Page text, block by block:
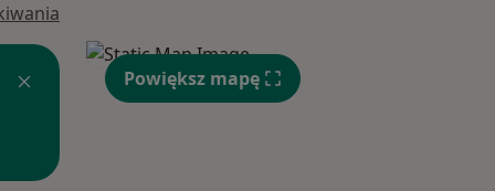
Powiększ mapę